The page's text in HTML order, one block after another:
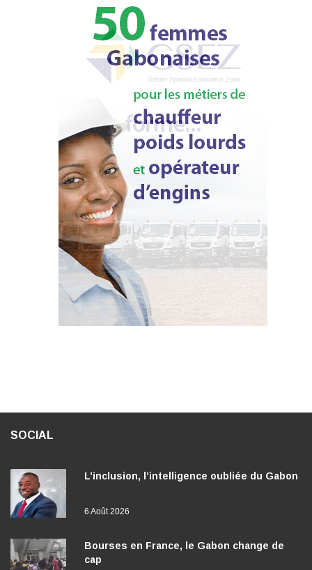
SOCIAL
L’inclusion, l’intelligence oubliée du Gabon
6 Août 2026
Bourses en France, le Gabon change de
cap